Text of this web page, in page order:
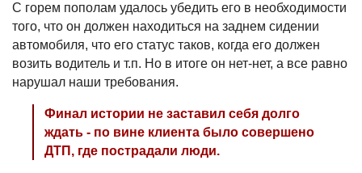
С горем пополам удалось убедить его в необходимости
того, что он должен находиться на заднем сидении
автомобиля, что его статус таков, когда его должен
возить водитель и т.п. Но в итоге он нет-нет, а все равно
нарушал наши требования.
Финал истории не заставил себя долго
ждать - по вине клиента было совершено
ДТП, где пострадали люди.